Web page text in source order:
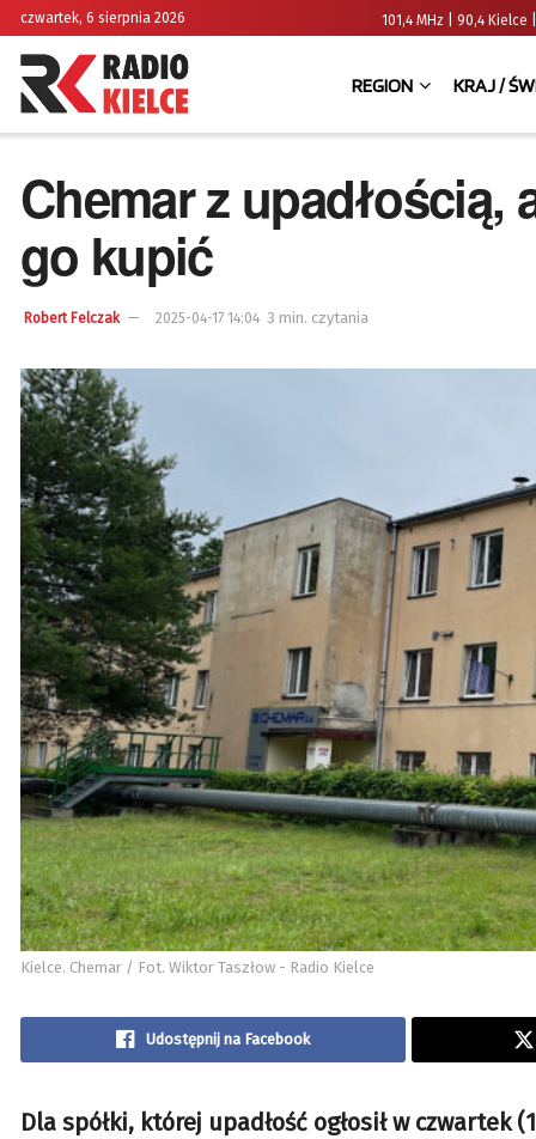
czwartek, 6 sierpnia 2026 101,4 MHz | 90,4
REGION KRAJ /
Chemar z
go kupić
Robert Felczak 2025-04-17 14:04 3 min. czytania
Kielce. Chemar / Fot. Wiktor Taszłow - Radio Kielce
Udostępnij na Facebook
Dla spółki, której upadłość ogłosił w czwartek